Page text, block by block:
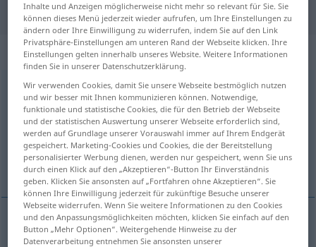
"trywialny" Deutsch Übersetzung
„trywialny“
trywialny
Übersicht aller Übersetzungen
(Für mehr Details die Übersetzung anklicken/antippen)
trivial
trivial trywialny
Inhalte und Anzeigen möglicherweise nicht mehr so relevant für Sie. Sie
können dieses Menü jederzeit wieder aufrufen, um Ihre Einstellungen zu
ändern oder Ihre Einwilligung zu widerrufen, indem Sie auf den Link
Privatsphäre-Einstellungen am unteren Rand der Webseite klicken. Ihre
Einstellungen gelten innerhalb unseres Website. Weitere Informationen
finden Sie in unserer Datenschutzerklärung.
Wir verwenden Cookies, damit Sie unsere Webseite bestmöglich nutzen
und wir besser mit Ihnen kommunizieren können. Notwendige,
funktionale und statistische Cookies, die für den Betrieb der Webseite
und der statistischen Auswertung unserer Webseite erforderlich sind,
werden auf Grundlage unserer Vorauswahl immer auf Ihrem Endgerät
gespeichert. Marketing-Cookies und Cookies, die der Bereitstellung
personalisierter Werbung dienen, werden nur gespeichert, wenn Sie uns
durch einen Klick auf den „Akzeptieren“-Button Ihr Einverständnis
geben. Klicken Sie ansonsten auf „Fortfahren ohne Akzeptieren“. Sie
können Ihre Einwilligung jederzeit für zukünftige Besuche unserer
Webseite widerrufen. Wenn Sie weitere Informationen zu den Cookies
und den Anpassungsmöglichkeiten möchten, klicken Sie einfach auf den
Button „Mehr Optionen“. Weitergehende Hinweise zu der
Datenverarbeitung entnehmen Sie ansonsten unserer